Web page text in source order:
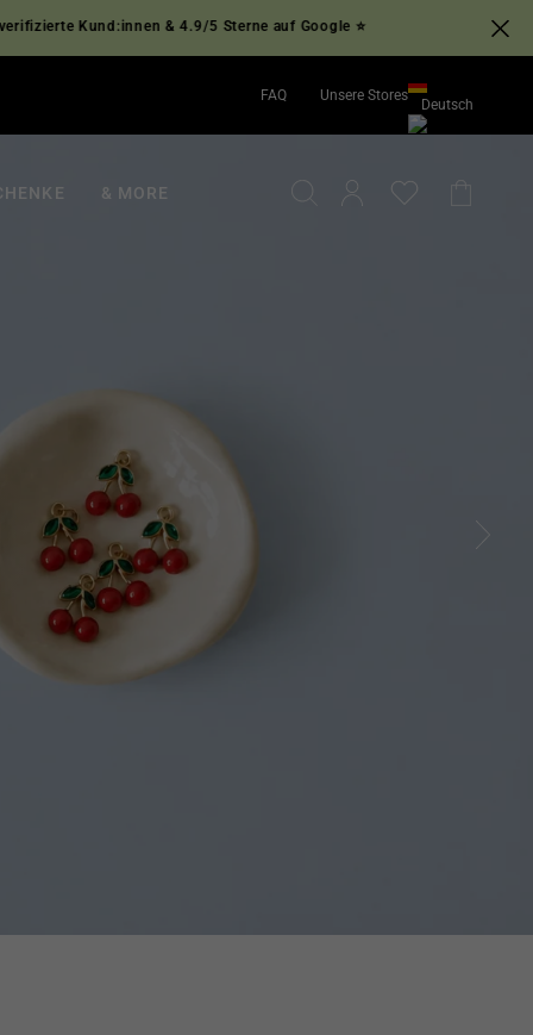
& 4.9/5 Sterne auf Google ⭐
FAQ Unsere Stores
Deutsch
Deutsch
& MORE SUCHE EINLOGGEN